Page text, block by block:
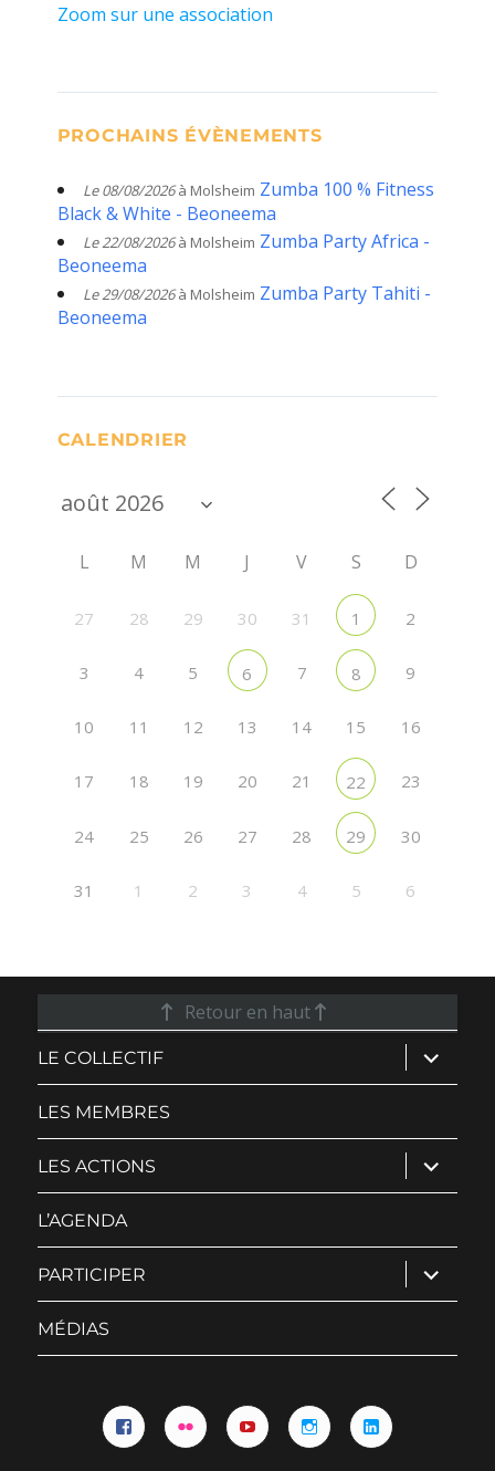
Zoom sur une association
PROCHAINS ÉVÈNEMENTS
Le 08/08/2026à Molsheim Zumba 100 % Fitness
Black & White - Beoneema
Le 22/08/2026à Molsheim Zumba Party Africa -
Beoneema
Le 29/08/2026à Molsheim Zumba Party Tahiti -
Beoneema
CALENDRIER
L M M J V S D
27 28 29 30 31 1 2
3 4 5 6 7 8 9
10 11 12 13 14 15 16
17 18 19 20 21 22 23
24 25 26 27 28 29 30
31 1 2 3 4 5 6
Retour en haut
LE COLLECTIF ouvrir
le
sous-
LES MEMBRES
LES ACTIONS ouvrir
le
sous-
L’AGENDA
PARTICIPER ouvrir
le
sous-
MÉDIAS